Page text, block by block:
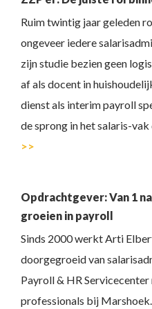
Ruim twintig jaar geleden
ongeveer iedere
zijn studie bezien geen
af als docent in
dienst als interim payroll
de sprong in het salaris-
>>
Opdrachtgever: Van 1
groeien in payroll
Sinds 2000 werkt Arti
doorgegroeid van
Payroll & HR Servicecenter
professionals bij